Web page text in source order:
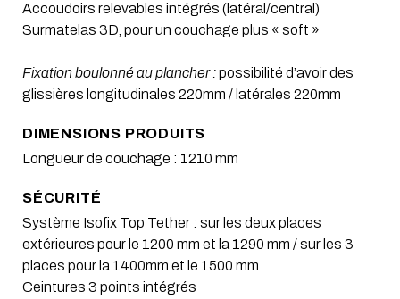
Accoudoirs relevables intégrés (latéral/central)
Surmatelas 3D, pour un couchage plus « soft »
Fixation boulonné au plancher :possibilité d’avoir des
glissières longitudinales 220mm / latérales 220mm
DIMENSIONS PRODUITS
Longueur de couchage : 1210 mm
SÉCURITÉ
Système Isofix Top Tether : sur les deux places
extérieures pour le 1200 mm et la 1290 mm / sur les 3
places pour la 1400mm et le 1500 mm
Ceintures 3 points intégrés